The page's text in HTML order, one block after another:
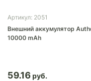
Артикул: 2051
Внешний аккумулятор
10000 mAh
59.16